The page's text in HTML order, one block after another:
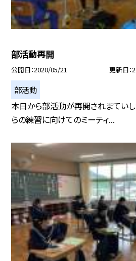
部活動再開
公開日 2020/05/21 更新日
部活動
本日から部活動が再開されまていし
らの練習に向けてのミーティ...